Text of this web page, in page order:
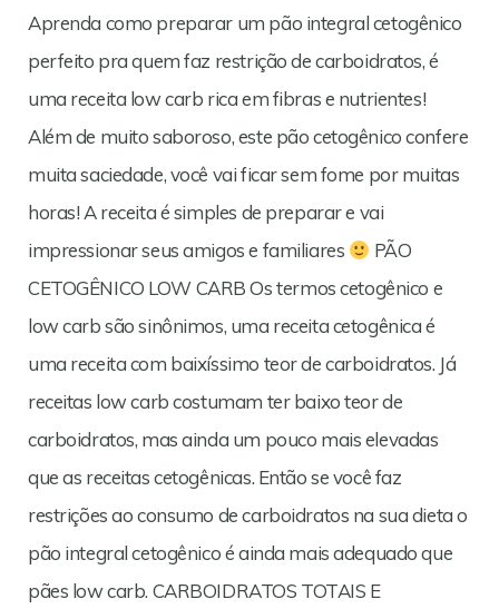
Aprenda como preparar um pão integral cetogênico
perfeito pra quem faz restrição de carboidratos, é
uma receita low carb rica em fibras e nutrientes!
Além de muito saboroso, este pão cetogênico confere
muita saciedade, você vai ficar sem fome por muitas
horas! A receita é simples de preparar e vai
impressionar seus amigos e familiares
PÃO
CETOGÊNICO LOW CARB Os termos cetogênico e
low carb são sinônimos, uma receita cetogênica é
uma receita com baixíssimo teor de carboidratos. Já
receitas low carb costumam ter baixo teor de
carboidratos, mas ainda um pouco mais elevadas
que as receitas cetogênicas. Então se você faz
restrições ao consumo de carboidratos na sua dieta o
pão integral cetogênico é ainda mais adequado que
pães low carb. CARBOIDRATOS TOTAIS E